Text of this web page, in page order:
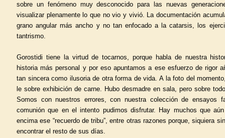
sobre un fenómeno muy desconocido para las nuevas
visualizar plenamente lo que no vio y vivió. La documentación
grano angular más ancho y no tan enfocado a la catarsis, los
tantrismo.
Gorostidi tiene la virtud de tocarnos, porque habla de nuestra
historia más personal y por eso apuntamos a ese esfuerzo de rigor
tan sincera como ilusoria de otra forma de vida. A la foto del
le sobre exhibición de carne. Hubo desmadre en sala, pero sobre
Somos con nuestros errores, con nuestra colección de ensayos
comunión que en el intento pudimos disfrutar. Hay muchos que
encima ese “recuerdo de tribu”, entre otras razones porque, siquiera
encontrar el resto de sus días.